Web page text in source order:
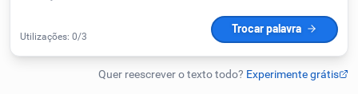
Detector de IA
Humanizador de IA